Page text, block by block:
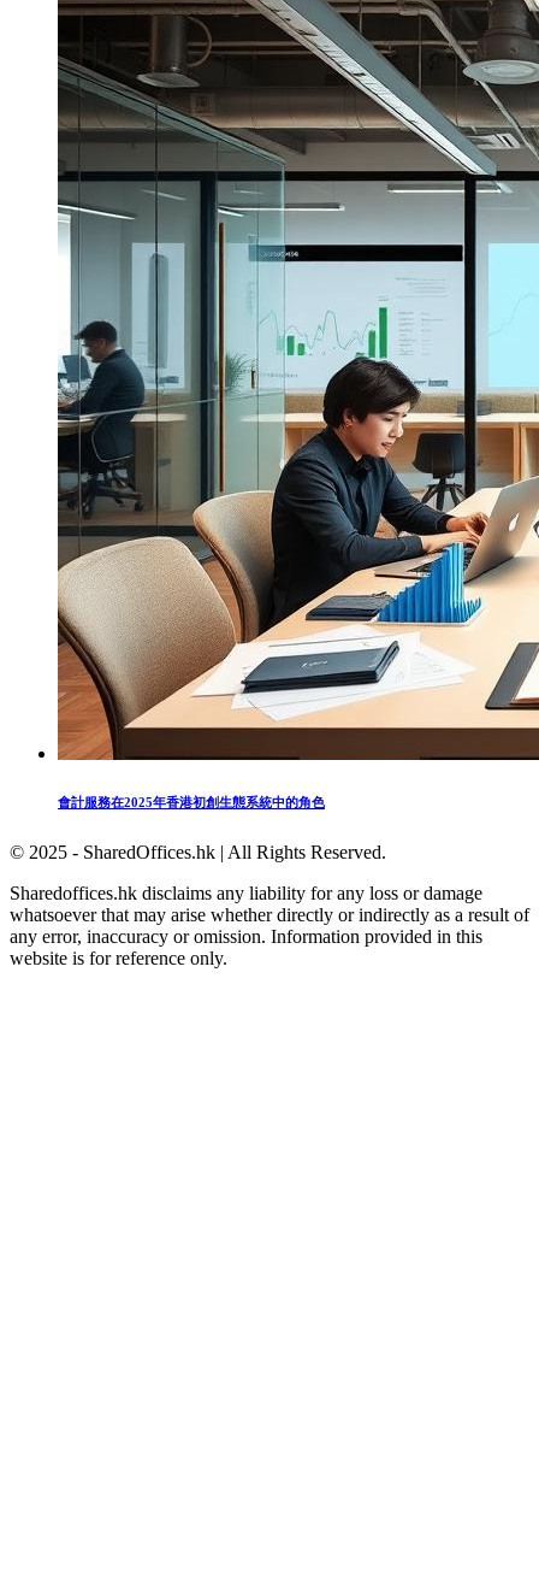
會計服務在2025年香港初創生態系統中的角色
© 2025 - SharedOffices.hk | All Rights Reserved.
Sharedoffices.hk disclaims any liability for any loss or damage
whatsoever that may arise whether directly or indirectly as a result of
any error, inaccuracy or omission. Information provided in this
website is for reference only.